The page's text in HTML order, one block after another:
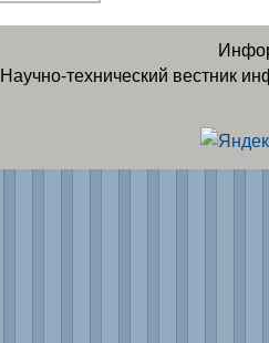
Научно-технический вестник